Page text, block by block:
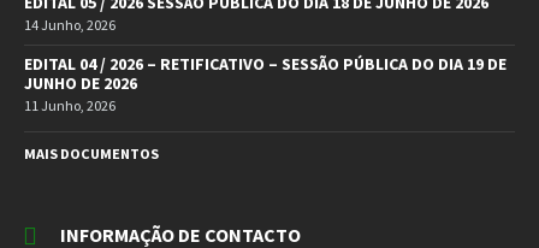
14 Junho, 2026
EDITAL 04 / 2026 – RETIFICATIVO – SESSÃO PÚBLICA DO DIA 19 DE
JUNHO DE 2026
11 Junho, 2026
MAIS DOCUMENTOS
INFORMAÇÃO DE CONTACTO